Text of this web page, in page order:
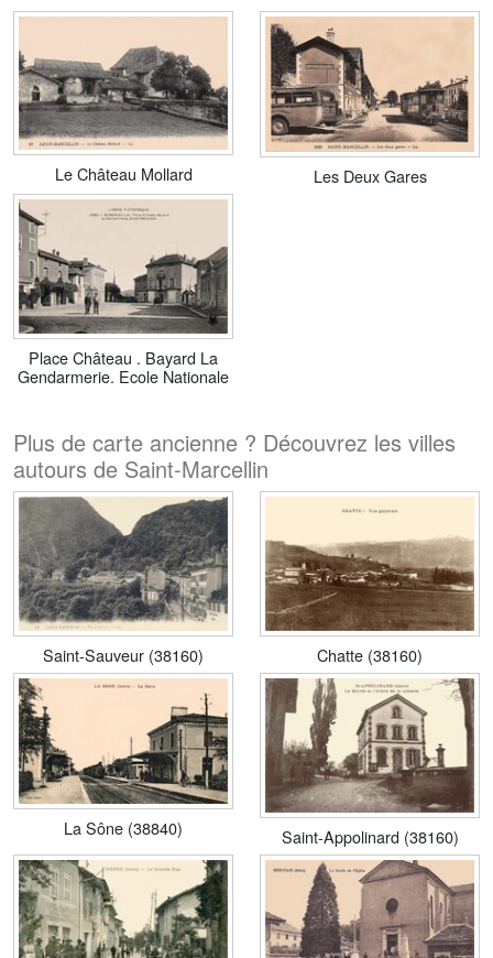
Le Château Mollard Les Deux Gares
Place Château . Bayard La
Gendarmerie. Ecole Nationale
Plus de carte ancienne ? Découvrez les villes
autours de Saint-Marcellin
Saint-Sauveur (38160) Chatte (38160)
La Sône (38840) Saint-Appolinard (38160)